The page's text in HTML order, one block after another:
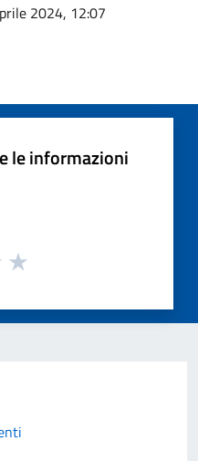
2024, 12:07
le informazioni